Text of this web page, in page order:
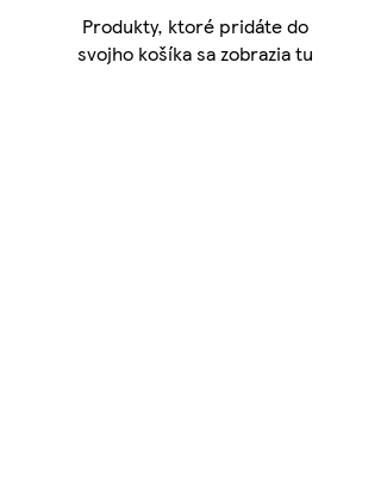
Produkty, ktoré pridáte do
svojho košíka sa zobrazia tu